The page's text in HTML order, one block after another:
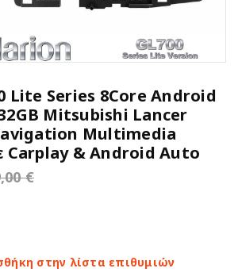
Lite Series 8Core Android
Mitsubishi Lancer
Multimedia
Carplay & Android Auto
€
στην λίστα επιθυμιών